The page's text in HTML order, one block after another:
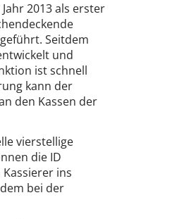
2013 als erster
Seitdem
und
ist schnell
kann der
den Kassen der
vierstellige
die ID
ins
bei der